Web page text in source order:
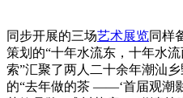
同步开展的三场艺术展览同样
策划的“十年水流东，十年水
索”汇聚了两人二十余年潮汕
的“去年做的茶 ——‘首届观潮